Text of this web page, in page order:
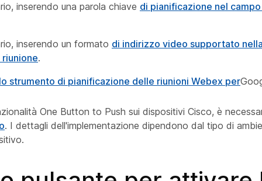
inserendo una parola chiave di pianificazione nel
inserendo un formato di indirizzo video supportato
.
strumento di pianificazione delle riunioni Webex per
One Button to Push sui dispositivi Cisco, è
. I dettagli dell'implementazione dipendono dal tipo di